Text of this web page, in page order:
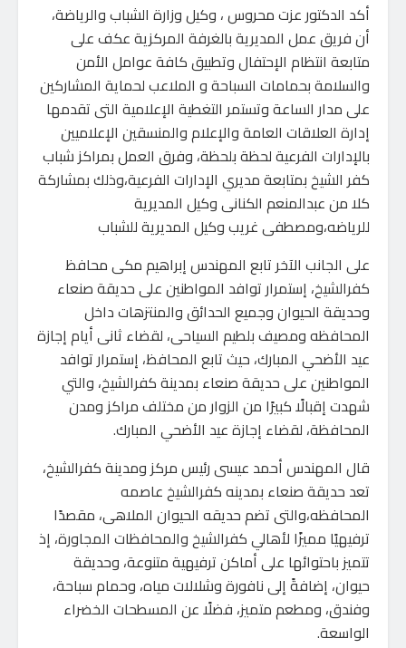
أكد الدكتور عزت محروس ، وكيل وزارة الشباب والرياضة،
أن فريق عمل المديرية بالغرفة المركزية عكف على
متابعة انتظام الإحتفال وتطبيق كافة عوامل الأمن
والسلامة بحمامات السباحة و الملاعب لحماية المشاركين
على مدار الساعة وتستمر التغطية الإعلامية التى تقدمها
إدارة العلاقات العامة والإعلام والمنسقين الإعلاميين
بالإدارات الفرعية لحظة بلحظة، وفرق العمل بمراكز شباب
كفر الشيخ بمتابعة مديري الإدارات الفرعية،وذلك بمشاركة
كلا من عبدالمنعم الكنانى وكيل المديرية
للرياضه،ومصطفى غريب وكيل المديرية للشباب
على الجانب الآخر تابع المهندس إبراهيم مكى محافظ
كفرالشيخ، إستمرار توافد المواطنين على حديقة صنعاء
وحديقة الحيوان وجميع الحدائق والمنتزهات داخل
المحافظه ومصيف بلطيم السياحى، لقضاء ثانى أيام إجازة
عيد الأضحي المبارك، حيث تابع المحافظ، إستمرار توافد
المواطنين على حديقة صنعاء بمدينة كفرالشيخ، والتي
شهدت إقبالًا كبيرًا من الزوار من مختلف مراكز ومدن
المحافظة، لقضاء إجازة عيد الأضحي المبارك.
قال المهندس أحمد عيسى رئيس مركز ومدينة كفرالشيخ،
تعد حديقة صنعاء بمدينه كفرالشيخ عاصمه
المحافظه،والتى تضم حديقه الحيوان الملاهى، مقصدًا
ترفيهيًا مميزًا لأهالي كفرالشيخ والمحافظات المجاورة، إذ
تتميز باحتوائها على أماكن ترفيهية متنوعة، وحديقة
حيوان، إضافةً إلى نافورة وشلالات مياه، وحمام سباحة،
وفندق، ومطعم متميز، فضلًا عن المسطحات الخضراء
الواسعة.